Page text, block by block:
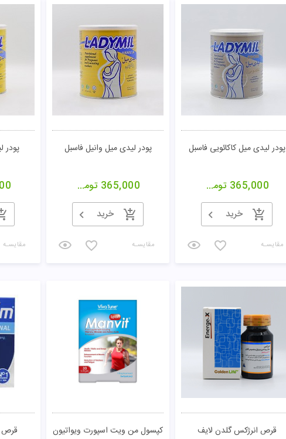
پودر لیدی میل کاکائویی فاسبل
365,000 تومان
خرید
مقایسـه
پودر لیدی میل وانیل فاسبل
365,000 تومان
خرید
مقایسـه
پودر
مقایسـه
قرص انرژکس گلدن لایف کپسول من ویت اسپورت ویواتیون قرص